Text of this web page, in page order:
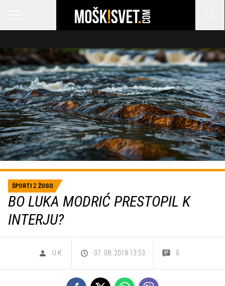
ŠPORTI Z ŽOGO
BO LUKA MODRIĆ PRESTOPIL K
INTERJU?
U.K. 07. 08. 2018 13.53 0